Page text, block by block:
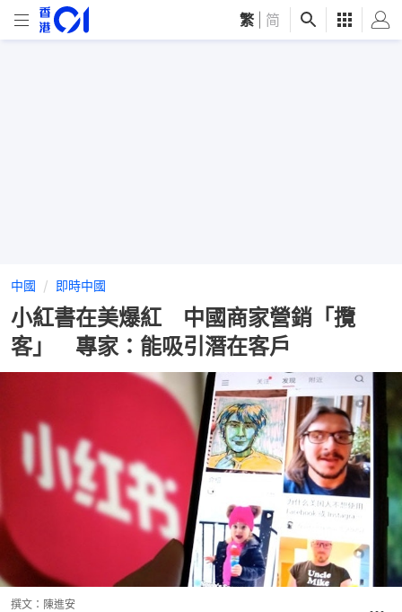
繁 简
中國 即時中國
小紅書在美爆紅 中國商家營銷「攬
客」 專家：能吸引潛在客戶
撰文： 陳進安